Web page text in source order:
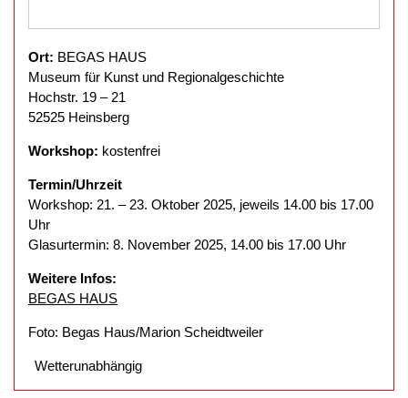
Ort: BEGAS HAUS
Museum für Kunst und Regionalgeschichte
Hochstr. 19 – 21
52525 Heinsberg
Workshop: kostenfrei
Termin/Uhrzeit
Workshop: 21. – 23. Oktober 2025, jeweils 14.00 bis 17.00
Uhr
Glasurtermin: 8. November 2025, 14.00 bis 17.00 Uhr
Weitere Infos:
BEGAS HAUS
Foto: Begas Haus/Marion Scheidtweiler
Wetterunabhängig